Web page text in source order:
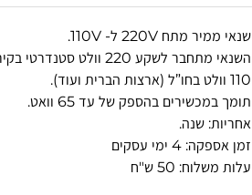
שנאי ממיר מתח 220V ל- 110V.
השנאי מתחבר לשקע 220 וולט
110 וולט בחו”ל (ארצות הברית ועוד).
תומך במכשירים בהספק של עד 65 וואט.
אחריות: שנה.
זמן אספקה: 4 ימי עסקים
עלות משלוח: 50 ש"ח